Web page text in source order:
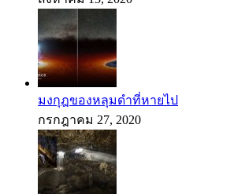
มงกุฎของหลุมดำที่หายไป
กรกฎาคม 27, 2020